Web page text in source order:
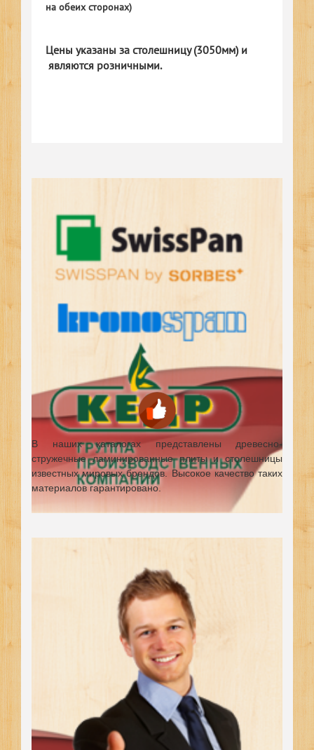
на обеих сторонах)
Цены указаны за столешницу (3050мм) и
являются розничными.
В наших каталогах представлены древесно-
стружечные ламинированные плиты и столешницы
известных мировых брендов. Высокое качество таких
материалов гарантировано.